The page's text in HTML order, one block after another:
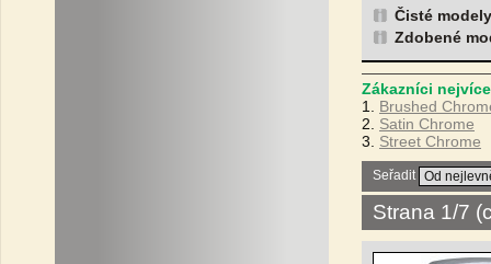
Čisté modely
Zdobené
Zákazníci
1. Brushed
2. Satin Chrome
3. Street Chrome
Seřadit
Strana 1/7